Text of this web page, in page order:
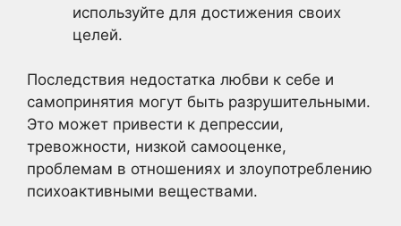
используйте для достижения своих
целей.
Последствия недостатка любви к себе и
самопринятия могут быть разрушительными.
Это может привести к депрессии,
тревожности, низкой самооценке,
проблемам в отношениях и злоупотреблению
психоактивными веществами.